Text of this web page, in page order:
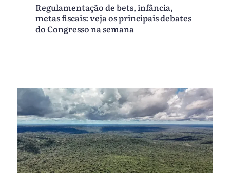
Regulamentação de bets, infância,
metas fiscais: veja os principais debates
do Congresso na semana